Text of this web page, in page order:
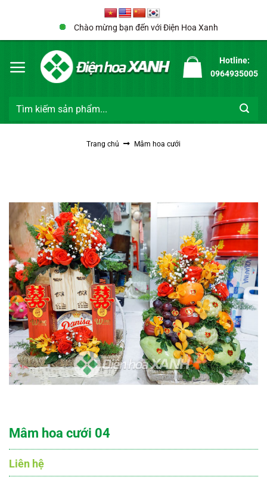
Chào mừng bạn đến với Điện Hoa Xanh
Hotline:
0964935005
Tìm
Trang chủ Mâm hoa cưới
Mâm hoa cưới 04
Liên hệ